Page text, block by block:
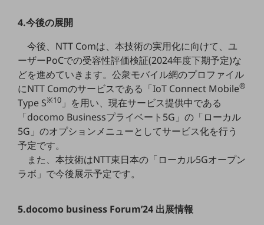
お役立ち資料ダウンロード
トレンド記事特集
IT用語集
中堅中小企業向け
サービス・ソリューション
課題やニーズに合ったサービスをご紹介し、
中堅中小企業のビジネスをサポート！
お悩みから見つける
お悩みから見つけるTOP
ネットワーク
モバイル・音声
リモート・ハイブリッドワーク
4.今後の展開
今後、NTT Comは、本技術の実用化に向けて、ユ
ーザーPoCでの受容性評価検証(2024年度下期予定)な
どを進めていきます。公衆モバイル網のプロファイル
にNTT Comのサービスである「IoT Connect Mobile®
Type S※10 」を用い、現在サービス提供中である
「docomo Businessプライベート5G」の「ローカル
5G」のオプションメニューとしてサービス化を行う
予定です。
また、本技術はNTT東日本の「ローカル5Gオープン
ラボ」で今後展示予定です。
5.docomo business Forum’24 出展情報